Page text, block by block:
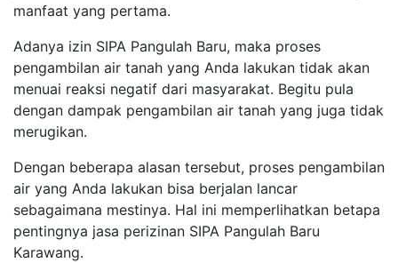
manfaat yang pertama.
Adanya izin SIPA Pangulah Baru, maka proses
pengambilan air tanah yang Anda lakukan tidak akan
menuai reaksi negatif dari masyarakat. Begitu pula
dengan dampak pengambilan air tanah yang juga tidak
merugikan.
Dengan beberapa alasan tersebut, proses pengambilan
air yang Anda lakukan bisa berjalan lancar
sebagaimana mestinya. Hal ini memperlihatkan betapa
pentingnya jasa perizinan SIPA Pangulah Baru
Karawang.